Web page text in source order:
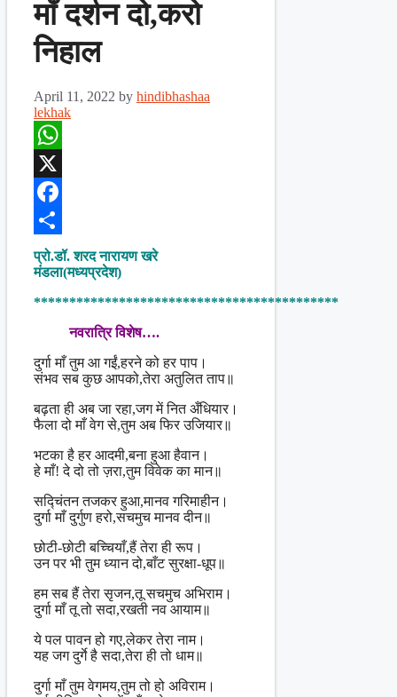
माँ दर्शन दो,करो
निहाल
April 11, 2022 by hindibhashaa
lekhak
WhatsApp
X
Facebook
Share
प्रो.डॉ. शरद नारायण खरे
मंडला(मध्यप्रदेश)
*******************************************
नवरात्रि विशेष….
दुर्गा माँ तुम आ गईं,हरने को हर पाप।
संभव सब कुछ आपको,तेरा अतुलित ताप॥
बढ़ता ही अब जा रहा,जग में नित अँधियार।
फैला दो माँ वेग से,तुम अब फिर उजियार॥
भटका है हर आदमी,बना हुआ हैवान।
हे माँ! दे दो तो ज़रा,तुम विवेक का मान॥
सद्चिंतन तजकर हुआ,मानव गरिमाहीन।
दुर्गा माँ दुर्गुण हरो,सचमुच मानव दीन॥
छोटी-छोटी बच्चियाँ,हैं तेरा ही रूप।
उन पर भी तुम ध्यान दो,बाँट सुरक्षा-धूप॥
हम सब हैं तेरा सृजन,तू सचमुच अभिराम।
दुर्गा माँ तू तो सदा,रखती नव आयाम॥
ये पल पावन हो गए,लेकर तेरा नाम।
यह जग दुर्गे है सदा,तेरा ही तो धाम॥
दुर्गा माँ तुम वेगमय,तुम तो हो अविराम।